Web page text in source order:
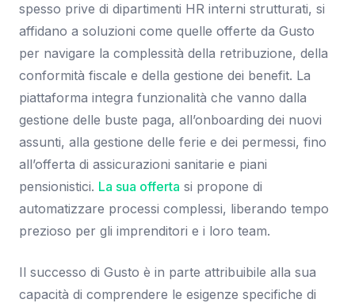
spesso prive di dipartimenti HR interni strutturati, si
affidano a soluzioni come quelle offerte da Gusto
per navigare la complessità della retribuzione, della
conformità fiscale e della gestione dei benefit. La
piattaforma integra funzionalità che vanno dalla
gestione delle buste paga, all’onboarding dei nuovi
assunti, alla gestione delle ferie e dei permessi, fino
all’offerta di assicurazioni sanitarie e piani
pensionistici. La sua offerta si propone di
automatizzare processi complessi, liberando tempo
prezioso per gli imprenditori e i loro team.
Il successo di Gusto è in parte attribuibile alla sua
capacità di comprendere le esigenze specifiche di